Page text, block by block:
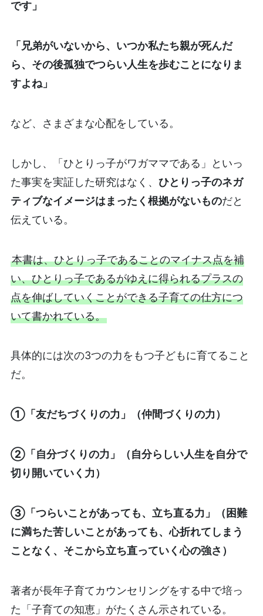
です」
「兄弟がいないから、いつか私たち親が死んだ
ら、その後孤独でつらい人生を歩むことになりま
すよね」
など、さまざまな心配をしている。
しかし、「ひとりっ子がワガママである」といっ
た事実を実証した研究はなく、 ひとりっ子のネガ
ティブなイメージはまったく根拠がないものだと
伝えている。
本書は、ひとりっ子であることのマイナス点を補
い、ひとりっ子であるがゆえに得られるプラスの
点を伸ばしていくことができる子育ての仕方につ
いて書かれている。
具体的には次の3つの力をもつ子どもに育てること
だ。
①「友だちづくりの力」（仲間づくりの力）
②「自分づくりの力」（自分らしい人生を自分で
切り開いていく力）
③「つらいことがあっても、立ち直る力」（困難
に満ちた苦しいことがあっても、心折れてしまう
ことなく、そこから立ち直っていく心の強さ）
著者が長年子育てカウンセリングをする中で培っ
た「子育ての知恵」がたくさん示されている。